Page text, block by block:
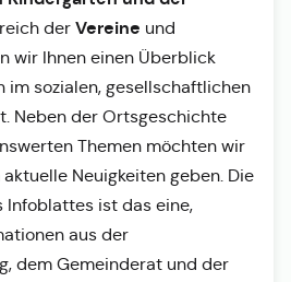
der Vereine und
wir Ihnen einen Überblick
im sozialen, gesellschaftlichen
Neben der Ortsgeschichte
Themen möchten wir
Neuigkeiten geben. Die
Infoblattes ist das eine,
aus der
dem Gemeinderat und der